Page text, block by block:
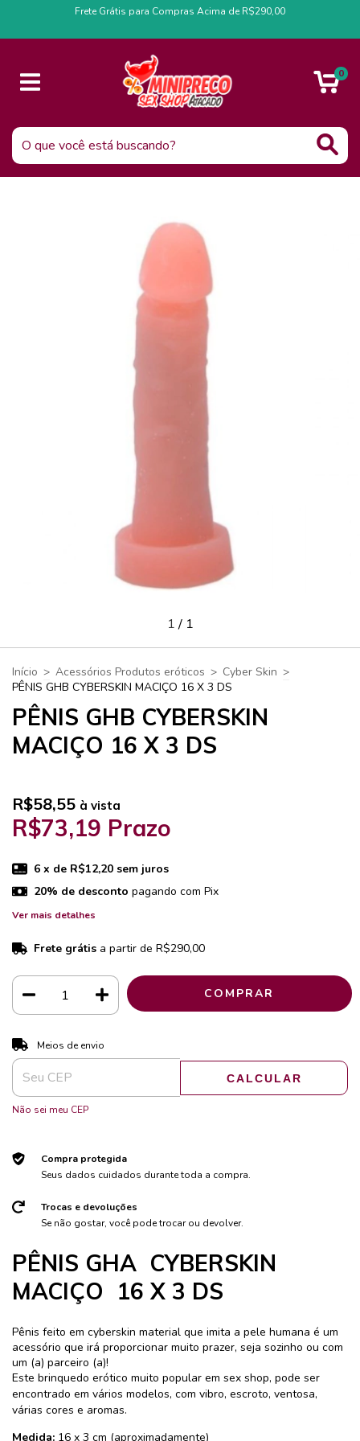
Frete Grátis para Compras Acima de R$290,00
0
1 / 1
Início > Acessórios Produtos eróticos > Cyber Skin >
PÊNIS GHB CYBERSKIN MACIÇO 16 X 3 DS
PÊNIS GHB CYBERSKIN
MACIÇO 16 X 3 DS
R$58,55 à vista
R$73,19 Prazo
6 x de R$12,20 sem juros
20% de desconto pagando com Pix
Ver mais detalhes
Frete grátis a partir de R$290,00
Entregas para o CEP:
Meios de envio
CALCULAR
Não sei meu CEP
Compra protegida
Seus dados cuidados durante toda a compra.
Trocas e devoluções
Se não gostar, você pode trocar ou devolver.
PÊNIS GHA CYBERSKIN
MACIÇO 16 X 3 DS
Pênis feito em cyberskin material que imita a pele humana é um
acessório que irá proporcionar muito prazer, seja sozinho ou com
um (a) parceiro (a)!
Este brinquedo erótico muito popular em sex shop, pode ser
encontrado em vários modelos, com vibro, escroto, ventosa,
várias cores e aromas.
Medida: 16 x 3 cm (aproximadamente)